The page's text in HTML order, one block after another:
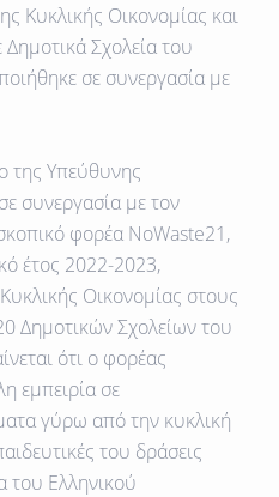
Κυκλικής Οικονομίας και
Σχολεία του
σε συνεργασία με
της Υπεύθυνης
συνεργασία με τον
φορέα NoWaste21,
έτος 2022-2023,
Οικονομίας στους
Δημοτικών Σχολείων του
ότι ο φορέας
εμπειρία σε
γύρω από την κυκλική
του δράσεις
του Ελληνικού